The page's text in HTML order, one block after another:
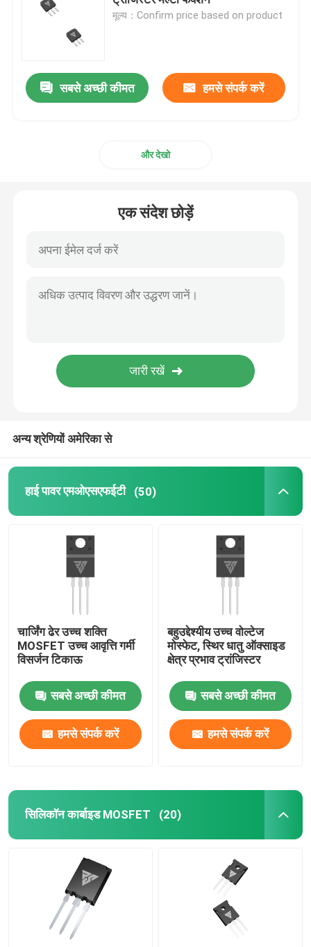
सुपर जंक्शन एमओएसएफईटी
सिलिकॉन कार्बाइड एसबीडी
शोट्की बैरियर डायोड
हाई पावर सेमीकंडक्टर
मूल्य：Confirm price based on product
सबसे अच्छी कीमत हमसे संपर्क करें
और देखो
एक संदेश छोड़ें
अन्य श्रेणियों अमेरिका से
हाई पावर एमओएसएफईटी (50)
चार्जिंग ढेर उच्च शक्ति
MOSFET उच्च आवृत्ति गर्मी
विसर्जन टिकाऊ
सबसे अच्छी कीमत
हमसे संपर्क करें
बहुउद्देश्यीय उच्च वोल्टेज
मोस्फेट, स्थिर धातु ऑक्साइड
क्षेत्र प्रभाव ट्रांजिस्टर
सबसे अच्छी कीमत
हमसे संपर्क करें
सिलिकॉन कार्बाइड MOSFET (20)